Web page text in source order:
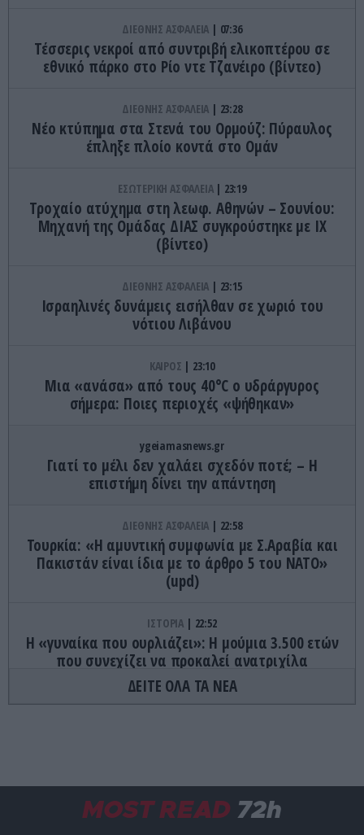
ΔΙΕΘΝΗΣ ΑΣΦΑΛΕΙΑ 07:36
Τέσσερις νεκροί από συντριβή ελικοπτέρου σε
εθνικό πάρκο στο Ρίο ντε Τζανέιρο (βίντεο)
ΔΙΕΘΝΗΣ ΑΣΦΑΛΕΙΑ 23:28
Νέο κτύπημα στα Στενά του Ορμούζ: Πύραυλος
έπληξε πλοίο κοντά στο Ομάν
ΕΣΩΤΕΡΙΚΗ ΑΣΦΑΛΕΙΑ 23:19
Τροχαίο ατύχημα στη λεωφ. Αθηνών – Σουνίου:
Μηχανή της Ομάδας ΔΙΑΣ συγκρούστηκε με ΙΧ
(βίντεο)
ΔΙΕΘΝΗΣ ΑΣΦΑΛΕΙΑ 23:15
Ισραηλινές δυνάμεις εισήλθαν σε χωριό του
νότιου Λιβάνου
ΚΑΙΡΟΣ 23:10
Μια «ανάσα» από τους 40°C ο υδράργυρος
σήμερα: Ποιες περιοχές «ψήθηκαν»
ygeiamasnews.gr
Γιατί το μέλι δεν χαλάει σχεδόν ποτέ; – Η
επιστήμη δίνει την απάντηση
ΔΙΕΘΝΗΣ ΑΣΦΑΛΕΙΑ 22:58
Τουρκία: «Η αμυντική συμφωνία με Σ.Αραβία και
Πακιστάν είναι ίδια με το άρθρο 5 του ΝΑΤΟ»
(upd)
ΙΣΤΟΡΙΑ 22:52
Η «γυναίκα που ουρλιάζει»: Η μούμια 3.500 ετών
που συνεχίζει να προκαλεί ανατριχίλα
ΚΟΣΜΟΣ 22:44
AUTO - MOTO 22:40
Δεν είναι μόνο θέμα σχεδιασμού: Να γιατί τα
ΔΕΙΤΕ ΟΛΑ ΤΑ ΝΕΑ
MOST READ 72h